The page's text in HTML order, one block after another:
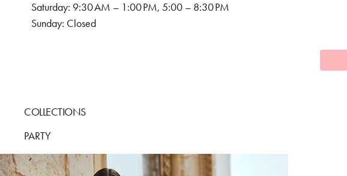
Saturday: 9:30 AM – 1:00 PM, 5:00 – 8:30 PM
Sunday: Closed
COLLECTIONS
PARTY